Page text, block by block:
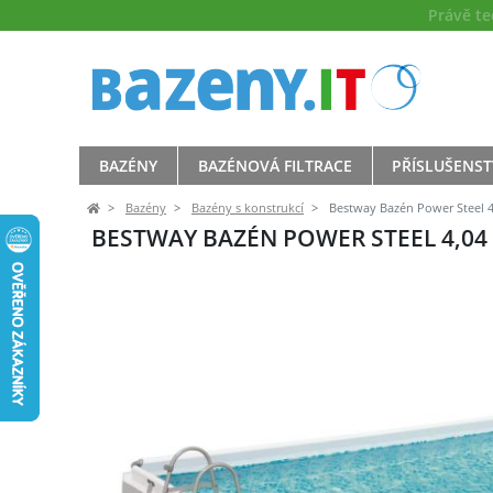
Právě
BAZÉNY BAZÉNOVÁ FILTRACE
Bazény Bazény s konstrukcí Bestway Bazén Power Steel
BESTWAY BAZÉN POWER STEEL